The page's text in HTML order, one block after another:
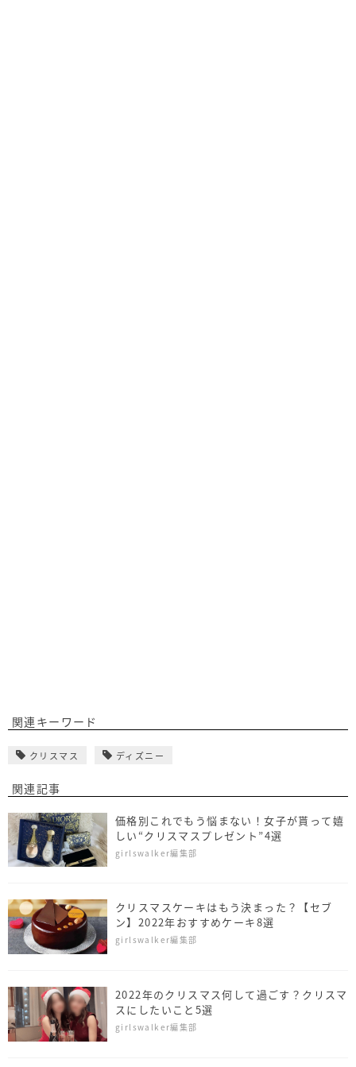
関連キーワード
クリスマス ディズニー
関連記事
価格別これでもう悩まない！女子が貰って嬉
しい“クリスマスプレゼント”4選
girlswalker編集部
クリスマスケーキはもう決まった？【セブ
ン】2022年おすすめケーキ8選
girlswalker編集部
2022年のクリスマス何して過ごす？クリスマ
スにしたいこと5選
girlswalker編集部